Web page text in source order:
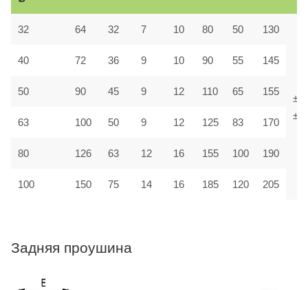
32 64 32 7 10 80 50 130
40 72 36 9 10 90 55 145
50 90 45 9 12 110 65 155
63 100 50 9 12 125 83 170
80 126 63 12 16 155 100 190
100 150 75 14 16 185 120 205
Задняя проушина